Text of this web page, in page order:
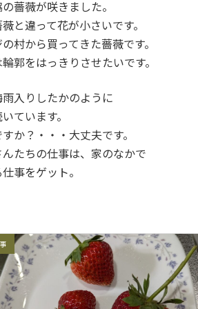
新
日
時
:
薔薇が咲きました。
と違って花が小さいです。
村から買ってきた薔薇です。
郭をはっきりさせたいです。
入りしたかのように
ています。
か？・・・大丈夫です。
んたちの仕事は、家のなかで
事をゲット。